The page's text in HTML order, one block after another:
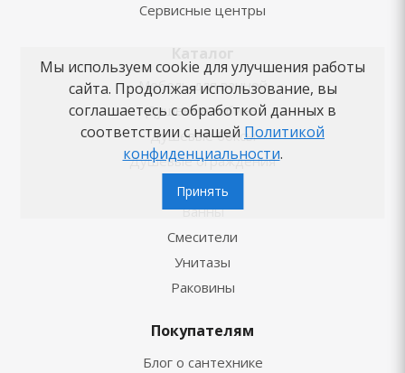
Сервисные центры
Каталог
Мебель для ванной
Душевые кабины
Душевые боксы
Душевые ограждения
Душ
Ванны
Смесители
Унитазы
Раковины
Покупателям
Блог о сантехнике
Мы используем cookie для улучшения работы
сайта. Продолжая использование, вы
соглашаетесь с обработкой данных в
соответствии с нашей Политикой
конфиденциальности.
Принять